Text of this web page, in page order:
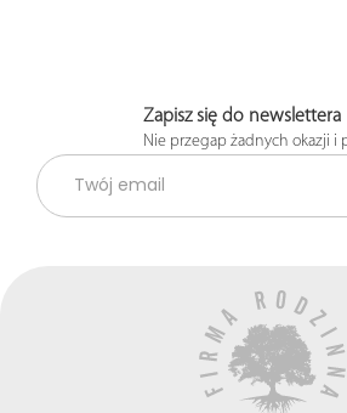
Zapisz się do newslettera
Nie przegap żadnych okazji i